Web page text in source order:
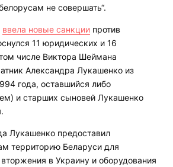
не совершать“.
ввела новые санкции против
11 юридических и 16
числе Виктора Шеймана
Александра Лукашенко из
года, оставшийся либо
и старших сыновей Лукашенко
Лукашенко предоставил
территорию Беларуси для
в Украину и оборудования